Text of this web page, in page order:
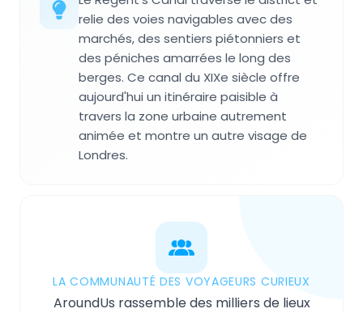
relie des voies navigables avec des
marchés, des sentiers piétonniers et
des péniches amarrées le long des
berges. Ce canal du XIXe siècle offre
aujourd'hui un itinéraire paisible à
travers la zone urbaine autrement
animée et montre un autre visage de
Londres.
LA COMMUNAUTÉ DES VOYAGEURS CURIEUX
AroundUs rassemble des milliers de lieux